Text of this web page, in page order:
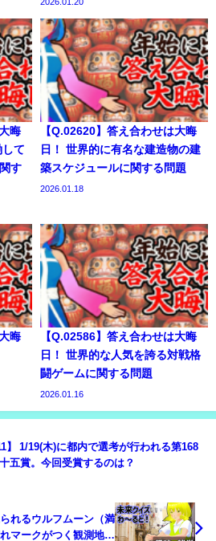
晦
して
す
【Q.02620】答え合わせは大晦
日！ 世界的に有名な建造物の建
築スケジュールに関する問題
2026.01.18
晦
【Q.02586】答え合わせは大晦
日！ 世界的な人気を誇る対戦格
闘ゲームに関する問題
2026.01.16
】 1/19(木)に都内で選考が行われる第168
五賞。今回受賞するのは？
れるウルフムーン（満
マークがつく観測地点